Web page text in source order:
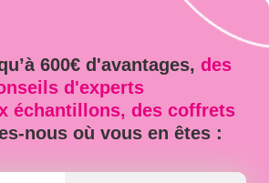
600€ d'avantages, des
d'experts
échantillons, des coffrets
nous où vous en êtes :